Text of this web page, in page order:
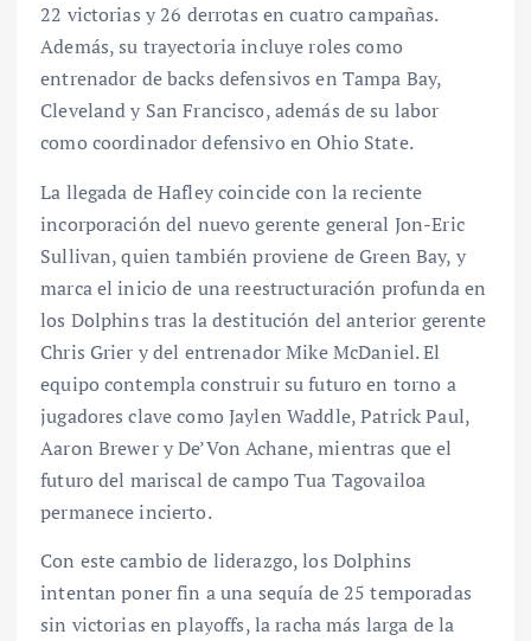
22 victorias y 26 derrotas en cuatro campañas.
Además, su trayectoria incluye roles como
entrenador de backs defensivos en Tampa Bay,
Cleveland y San Francisco, además de su labor
como coordinador defensivo en Ohio State.
La llegada de Hafley coincide con la reciente
incorporación del nuevo gerente general Jon-Eric
Sullivan, quien también proviene de Green Bay, y
marca el inicio de una reestructuración profunda en
los Dolphins tras la destitución del anterior gerente
Chris Grier y del entrenador Mike McDaniel. El
equipo contempla construir su futuro en torno a
jugadores clave como Jaylen Waddle, Patrick Paul,
Aaron Brewer y De’Von Achane, mientras que el
futuro del mariscal de campo Tua Tagovailoa
permanece incierto.
Con este cambio de liderazgo, los Dolphins
intentan poner fin a una sequía de 25 temporadas
sin victorias en playoffs, la racha más larga de la